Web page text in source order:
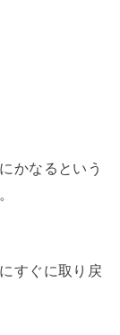
かなるという
すぐに取り戻